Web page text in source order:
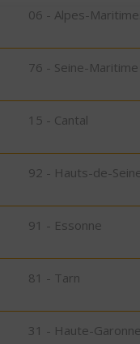
06 - Alpes-
76 - Seine-Maritime
15 - Cantal
92 - Hauts-de-
91 - Essonne
81 - Tarn
31 - Haute-Garonne